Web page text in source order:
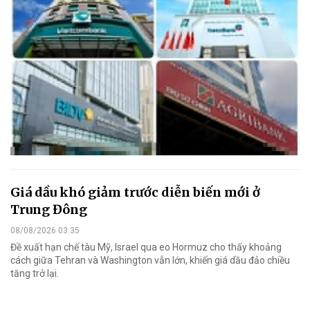
Giá dầu khó giảm trước diễn biến mới ở
Trung Đông
08/08/2026 03:35
Đề xuất hạn chế tàu Mỹ, Israel qua eo Hormuz cho thấy khoảng
cách giữa Tehran và Washington vẫn lớn, khiến giá dầu đảo chiều
tăng trở lại.